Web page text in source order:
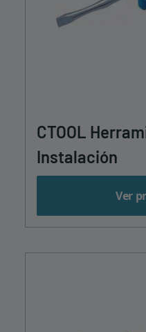
CTOOL
Instalación
Ver